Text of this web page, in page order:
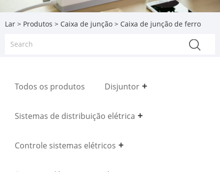
Lar > Produtos > Caixa de junção > Caixa de junção de ferro
Todos os produtos Disjuntor
Sistemas de distribuição elétrica
Controle sistemas elétricos